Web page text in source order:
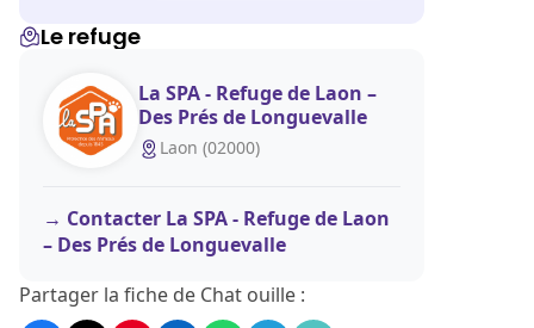
Le refuge
La SPA - Refuge de Laon –
Des Prés de Longuevalle
Laon (02000)
Contacter La SPA - Refuge de Laon
– Des Prés de Longuevalle
Partager la fiche de Chat ouille :